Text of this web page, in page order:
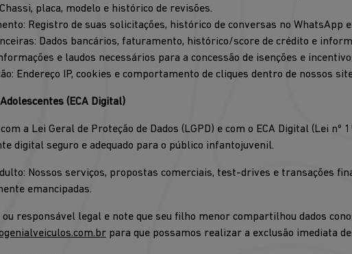
Chassi, placa, modelo e histórico de revisões.
Registro de suas solicitações, histórico de conversas no WhatsApp
Dados bancários, faturamento, histórico/score de crédito e
e laudos necessários para a concessão de isenções e
Endereço IP, cookies e comportamento de cliques dentro de nossos
(ECA Digital)
a Lei Geral de Proteção de Dados (LGPD) e com o ECA Digital (Lei nº
digital seguro e adequado para o público infantojuvenil.
Nossos serviços, propostas comerciais, test-drives e transações
emancipadas.
ou responsável legal e note que seu filho menor compartilhou dados
para que possamos realizar a exclusão imediata